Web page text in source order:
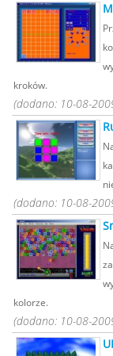
kroków.
(dodano: 10-08-
(dodano: 10-08-
kolorze.
(dodano: 10-08-